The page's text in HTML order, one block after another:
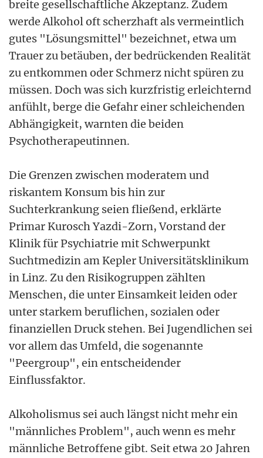
breite gesellschaftliche Akzeptanz. Zudem
werde Alkohol oft scherzhaft als vermeintlich
gutes "Lösungsmittel" bezeichnet, etwa um
Trauer zu betäuben, der bedrückenden Realität
zu entkommen oder Schmerz nicht spüren zu
müssen. Doch was sich kurzfristig erleichternd
anfühlt, berge die Gefahr einer schleichenden
Abhängigkeit, warnten die beiden
Psychotherapeutinnen.
Die Grenzen zwischen moderatem und
riskantem Konsum bis hin zur
Suchterkrankung seien fließend, erklärte
Primar Kurosch Yazdi-Zorn, Vorstand der
Klinik für Psychiatrie mit Schwerpunkt
Suchtmedizin am Kepler Universitätsklinikum
in Linz. Zu den Risikogruppen zählten
Menschen, die unter Einsamkeit leiden oder
unter starkem beruflichen, sozialen oder
finanziellen Druck stehen. Bei Jugendlichen sei
vor allem das Umfeld, die sogenannte
"Peergroup", ein entscheidender
Einflussfaktor.
Alkoholismus sei auch längst nicht mehr ein
"männliches Problem", auch wenn es mehr
männliche Betroffene gibt. Seit etwa 20 Jahren